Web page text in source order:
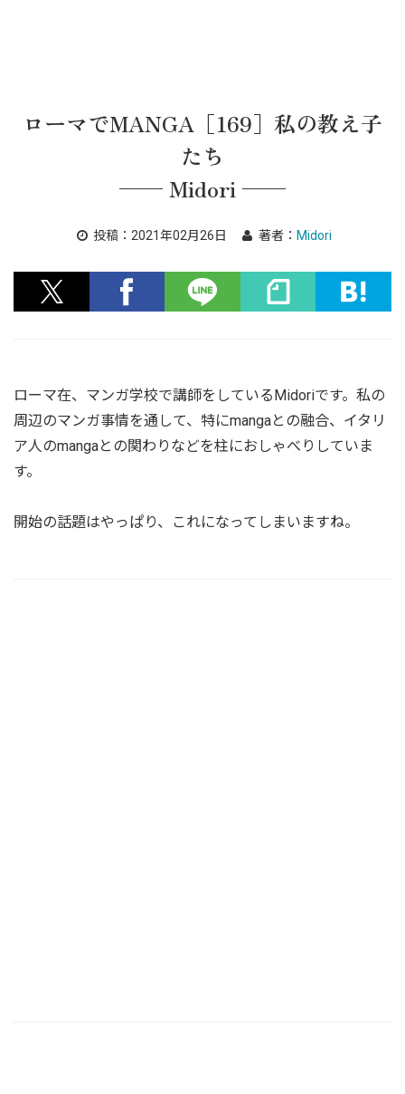
ローマでMANGA［169］私の教え子
たち
── Midori ──
投稿： 2021年02月26日 著者： Midori
ローマ在、マンガ学校で講師をしているMidoriです。私の
周辺のマンガ事情を通して、特にmangaとの融合、イタリ
ア人のmangaとの関わりなどを柱におしゃべりしていま
す。
開始の話題はやっぱり、これになってしまいますね。